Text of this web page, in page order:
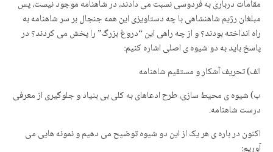
مقامات درباری به فردوسی نسبت می دادند، در شاهنامه موجود نیست، پس
مبلغان رژیم شاهنشاهی با چه دستاویزی این همه جنجال بر سر شاهنامه به
راه انداخته بودند؟ و از چه راهی این “دروغ بزرگ” را پخش می کردند؟ در
پاسخ باید به دو شیوه ی اصلی اشاره کنیم:
الف) تحریف آشکار و مستقیم شاهنامه
ب) شیوه ی محیط سازی، طرح ادعاهای به کلی بی بنیاد و جلوگیری از معرفی
درست شاهنامه.
اکنون در باره ی هر یک از این دو شیوه توضیح می دهیم و نمونه هایی می